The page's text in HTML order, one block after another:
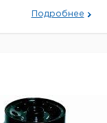
Подробнее